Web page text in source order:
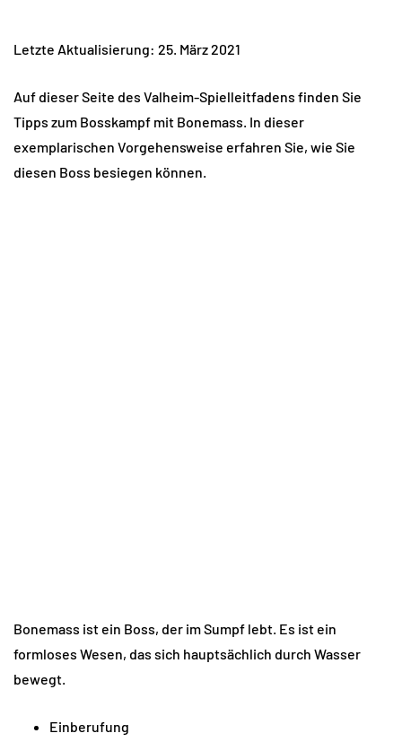
Letzte Aktualisierung: 25. März 2021
Auf dieser Seite des Valheim-Spielleitfadens finden Sie
Tipps zum Bosskampf mit Bonemass. In dieser
exemplarischen Vorgehensweise erfahren Sie, wie Sie
diesen Boss besiegen können.
Bonemass ist ein Boss, der im Sumpf lebt. Es ist ein
formloses Wesen, das sich hauptsächlich durch Wasser
bewegt.
Einberufung